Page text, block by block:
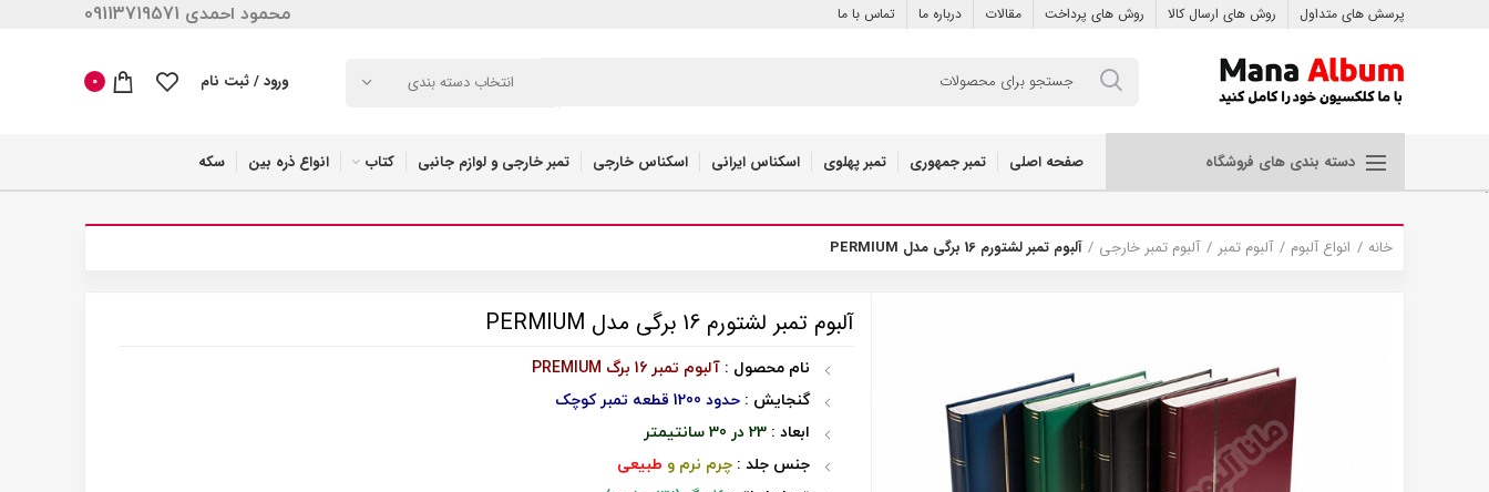
پرسش های متداول روش های ارسال کالا روش های پرداخت مقالات درباره ما تماس با ما محمود احمدی 09113719571
انتخاب دسته بندی ورود / ثبت نام 0
دسته بندی های فروشگاه صفحه اصلی تمبر جمهوری تمبر پهلوی اسکناس ایرانی اسکناس خارجی تمبر خارجی و لوازم جانبی کتاب انواع ذره بین سکه
.
خانه انواع آلبوم آلبوم تمبر آلبوم تمبر خارجی آلبوم تمبر لشتورم 16 برگی مدل PERMIUM
آلبوم تمبر لشتورم 16 برگی مدل PERMIUM
نام محصول : آلبوم تمبر 16 برگ PREMIUM
گنجایش : حدود 1200 قطعه تمبر کوچک
ابعاد : 23 در 30 سانتیمتر
جنس جلد : چرم نرم و طبیعی